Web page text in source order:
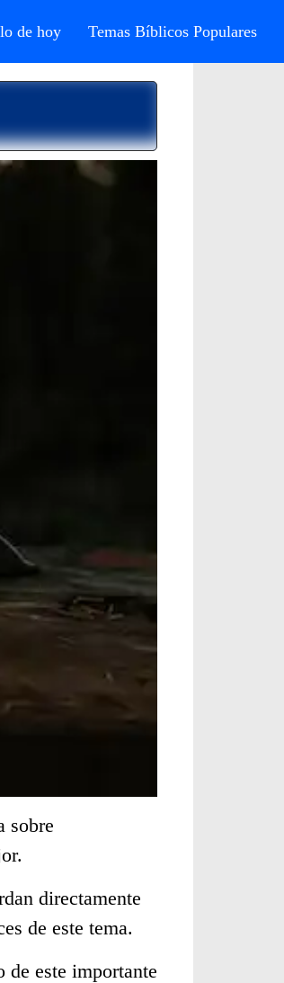
de hoy Temas Bíblicos Populares
sobre
directamente
de este tema.
de este importante